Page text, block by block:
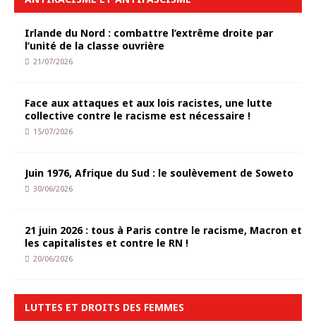
Irlande du Nord : combattre l’extrême droite par
l’unité de la classe ouvrière
21/07/2026
Face aux attaques et aux lois racistes, une lutte
collective contre le racisme est nécessaire !
15/07/2026
Juin 1976, Afrique du Sud : le soulèvement de Soweto
30/06/2026
21 juin 2026 : tous à Paris contre le racisme, Macron et
les capitalistes et contre le RN !
20/06/2026
LUTTES ET DROITS DES FEMMES